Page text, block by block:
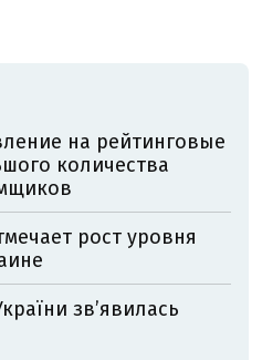
на рейтинговые
количества
рост уровня
звʼявилась